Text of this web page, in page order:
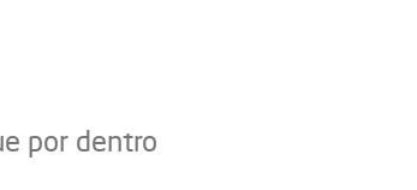
por dentro